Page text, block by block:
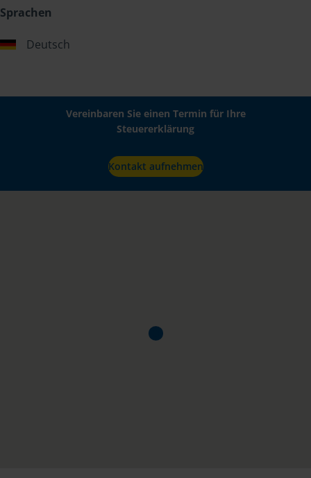
Sprachen
Deutsch
Vereinbaren Sie einen Termin für Ihre
Steuererklärung
Kontakt aufnehmen